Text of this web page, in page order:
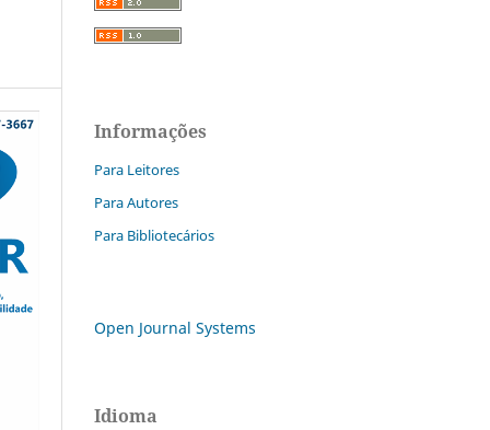
Informações
Para Leitores
Para Autores
Para Bibliotecários
Open Journal Systems
Idioma